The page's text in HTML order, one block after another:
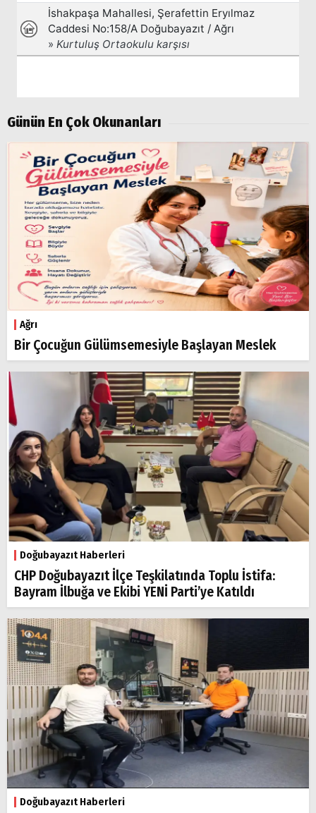
Günün En Çok Okunanları
Ağrı
Bir Çocuğun Gülümsemesiyle Başlayan Meslek
Doğubayazıt Haberleri
CHP Doğubayazıt İlçe Teşkilatında Toplu İstifa:
Bayram İlbuğa ve Ekibi YENİ Parti’ye Katıldı
Doğubayazıt Haberleri
Aramalar:
Ağrı
Doğubayazıt